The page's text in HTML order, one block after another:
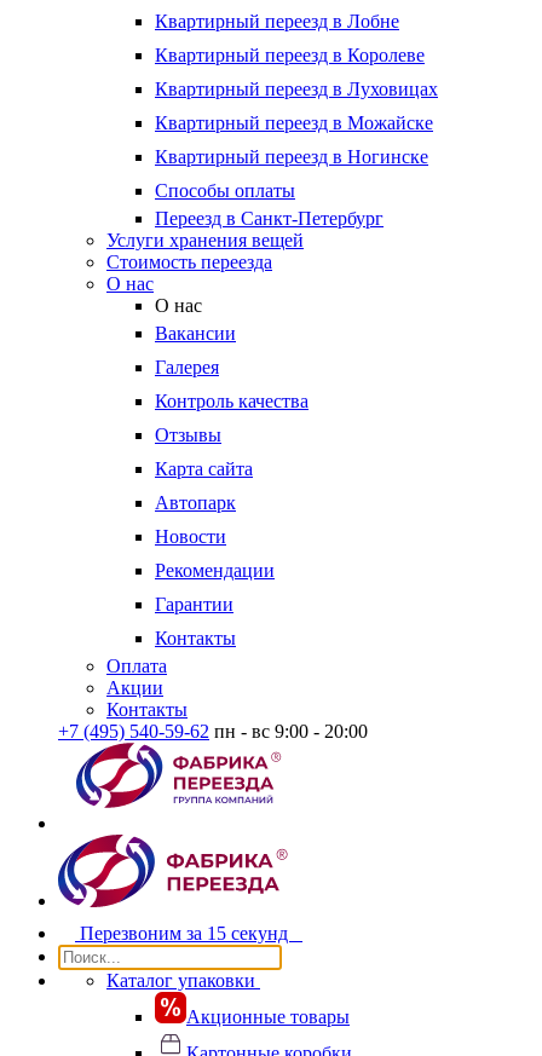
Квартирный переезд в Лобне
Квартирный переезд в Королеве
Квартирный переезд в Луховицах
Квартирный переезд в Можайске
Квартирный переезд в Ногинске
Способы оплаты
Переезд в Санкт-Петербург
Услуги хранения вещей
Стоимость переезда
О нас
О нас
Вакансии
Галерея
Контроль качества
Отзывы
Карта сайта
Автопарк
Новости
Рекомендации
Гарантии
Контакты
Оплата
Акции
Контакты
+7 (495) 540-59-62 пн - вс 9:00 - 20:00
Перезвоним за 15 секунд
Каталог упаковки
Акционные товары